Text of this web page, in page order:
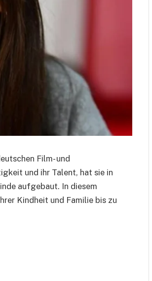
Film- und
und ihr Talent, hat sie in
aufgebaut. In diesem
Kindheit und Familie bis zu